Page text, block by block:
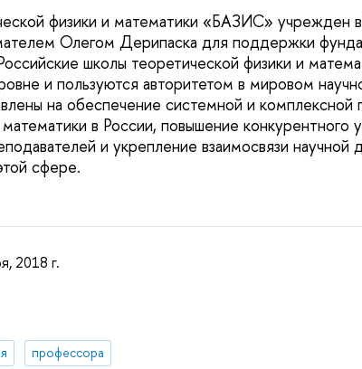
физики и математики «БАЗИС» учрежден
Олегом Дерипаска для поддержки
школы теоретической физики и
и пользуются авторитетом в мировом
на обеспечение системной и
в России, повышение конкурентного
и укрепление взаимосвязи научной
сфере.
2018 г.
профессора